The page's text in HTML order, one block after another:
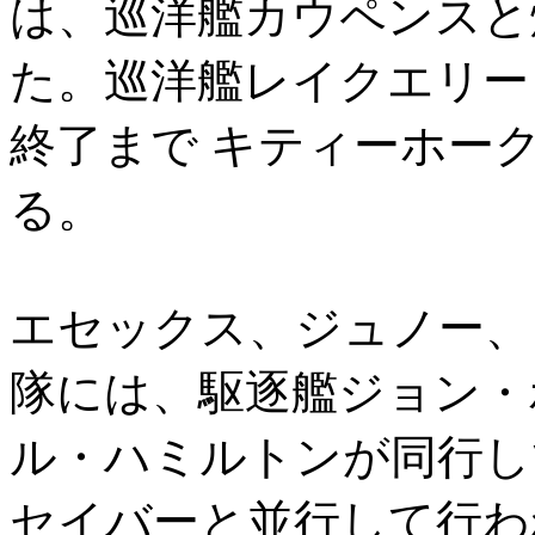
は、巡洋艦カウペンス
た。巡洋艦レイクエリ
終了まで キティーホー
る。
エセックス、ジュノー
隊には、駆逐艦ジョン
ル・ハミルトンが同行
セイバーと並行して行